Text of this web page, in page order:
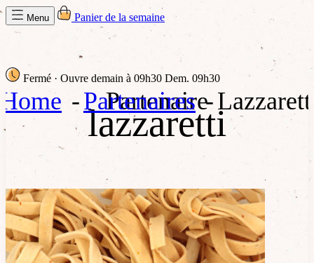
Menu Panier de la semaine
Fermé · Ouvre demain à 09h30 Dem. 09h30
Partenaire
Home Partenaires
lazzaretti